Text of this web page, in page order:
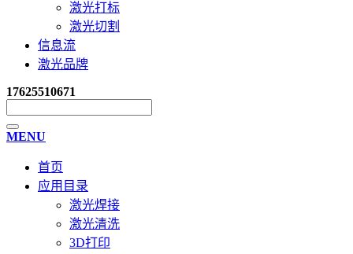
激光打标
激光切割
信息流
激光品牌
17625510671
MENU
首页
应用目录
激光焊接
激光清洗
3D打印